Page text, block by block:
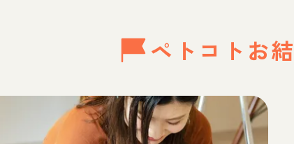
ペトコトお